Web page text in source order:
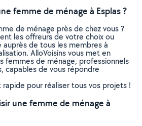
femme de ménage à Esplas ?
de ménage près de chez vous ?
les offreurs de votre choix ou
de tous les membres à
AlloVoisins vous met en
femmes de ménage, professionnels
capables de vous répondre
rapide pour réaliser tous vos projets !
une femme de ménage à